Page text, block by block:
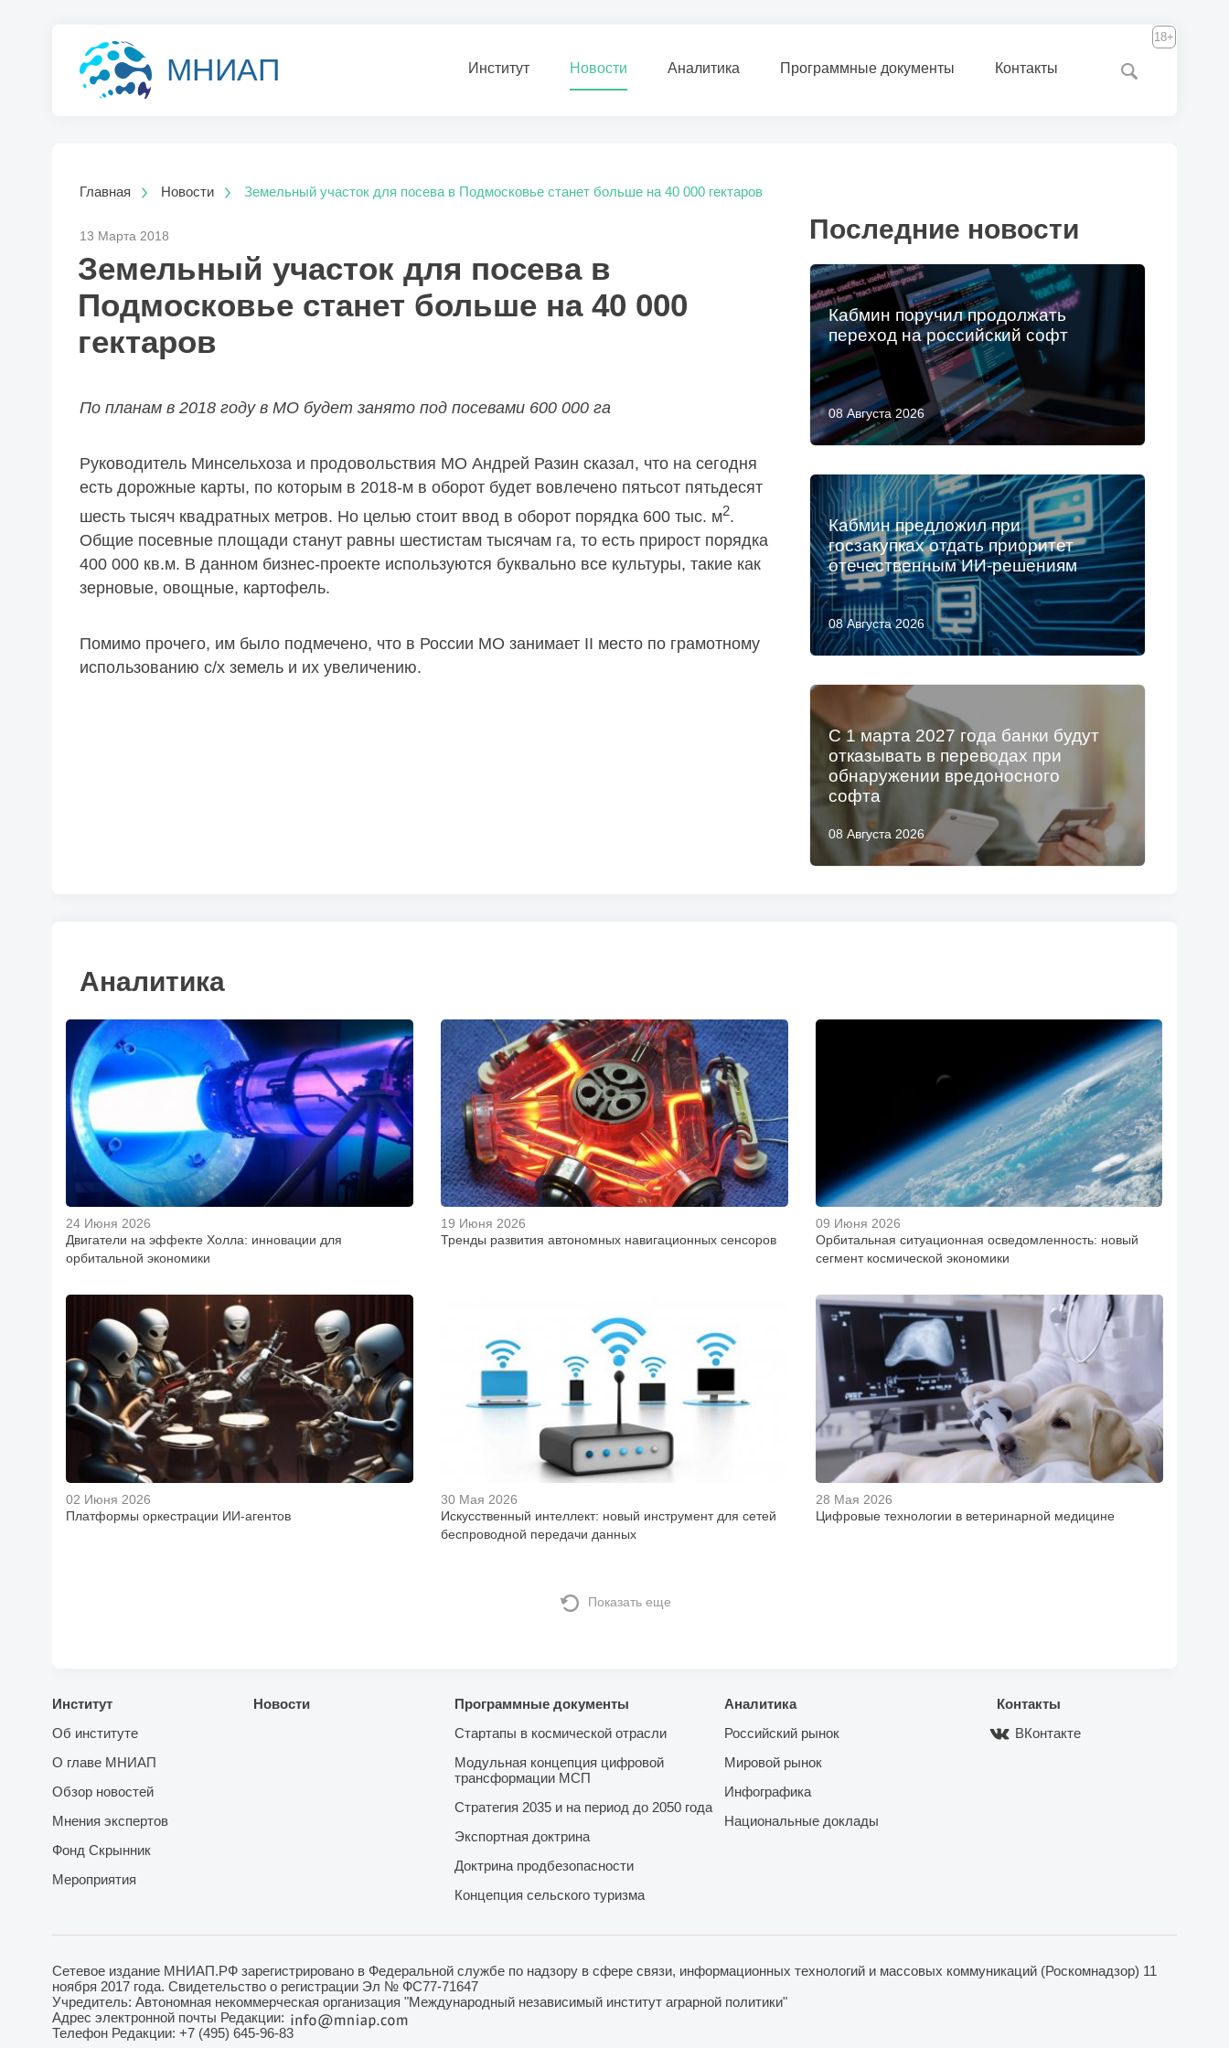
МНИАП Институт Новости Аналитика Программные документы Контакты
18+
Главная Новости Земельный участок для посева в Подмосковье станет больше на 40 000 гектаров
13 Марта 2018
Земельный участок для посева в
Подмосковье станет больше на 40 000
гектаров
По планам в 2018 году в МО будет занято под посевами 600 000 га
Руководитель Минсельхоза и продовольствия МО Андрей Разин сказал, что на сегодня
есть дорожные карты, по которым в 2018-м в оборот будет вовлечено пятьсот пятьдесят
шесть тысяч квадратных метров. Но целью стоит ввод в оборот порядка 600 тыс. м2.
Общие посевные площади станут равны шестистам тысячам га, то есть прирост порядка
400 000 кв.м. В данном бизнес-проекте используются буквально все культуры, такие как
зерновые, овощные, картофель.
Помимо прочего, им было подмечено, что в России МО занимает II место по грамотному
использованию с/х земель и их увеличению.
Последние новости
08 Августа 2026
Кабмин поручил продолжать
переход на российский софт
08 Августа 2026
Кабмин предложил при
госзакупках отдать приоритет
отечественным ИИ-решениям
08 Августа 2026
С 1 марта 2027 года банки будут
отказывать в переводах при
обнаружении вредоносного
софта
Аналитика
24 Июня 2026
Двигатели на эффекте Холла: инновации для
орбитальной экономики
19 Июня 2026
Тренды развития автономных навигационных сенсоров
09 Июня 2026
Орбитальная ситуационная осведомленность: новый
сегмент космической экономики
02 Июня 2026
Платформы оркестрации ИИ-агентов
30 Мая 2026
Искусственный интеллект: новый инструмент для сетей
беспроводной передачи данных
28 Мая 2026
Цифровые технологии в ветеринарной медицине
Показать еще
Институт
Об институте
О главе МНИАП
Обзор новостей
Мнения экспертов
Фонд Скрынник
Мероприятия
Новости
Программные документы
Стартапы в космической отрасли
Модульная концепция цифровой
трансформации МСП
Стратегия 2035 и на период до 2050 года
Экспортная доктрина
Доктрина продбезопасности
Концепция сельского туризма
Аналитика
Российский рынок
Мировой рынок
Инфографика
Национальные доклады
Контакты
ВКонтакте
Сетевое издание МНИАП.РФ зарегистрировано в Федеральной службе по надзору в сфере связи, информационных технологий и массовых коммуникаций (Роскомнадзор) 11
ноября 2017 года. Свидетельство о регистрации Эл № ФС77-71647
Учредитель: Автономная некоммерческая организация "Международный независимый институт аграрной политики"
Адрес электронной почты Редакции:
Телефон Редакции: +7 (495) 645-96-83